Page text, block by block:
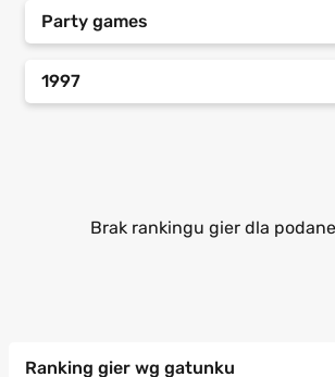
Party games
1997
Brak rankingu gier dla
Ranking gier wg gatunku